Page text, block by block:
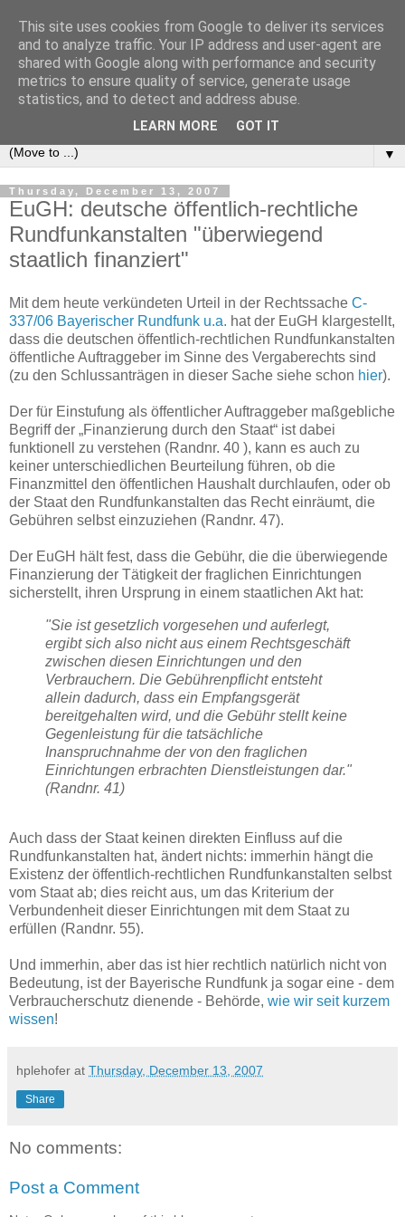
e-comm
Blog zum österreichischen und europäischen Recht der
elektronischen Kommunikationsnetze und -dienste
▼
Thursday, December 13, 2007
EuGH: deutsche öffentlich-rechtliche
Rundfunkanstalten "überwiegend
staatlich finanziert"
Mit dem heute verkündeten Urteil in der Rechtssache C-
337/06 Bayerischer Rundfunk u.a. hat der EuGH klargestellt,
dass die deutschen öffentlich-rechtlichen Rundfunkanstalten
öffentliche Auftraggeber im Sinne des Vergaberechts sind
(zu den Schlussanträgen in dieser Sache siehe schon hier).
Der für Einstufung als öffentlicher Auftraggeber maßgebliche
Begriff der „Finanzierung durch den Staat“ ist dabei
funktionell zu verstehen (Randnr. 40 ), kann es auch zu
keiner unterschiedlichen Beurteilung führen, ob die
Finanzmittel den öffentlichen Haushalt durchlaufen, oder ob
der Staat den Rundfunkanstalten das Recht einräumt, die
Gebühren selbst einzuziehen (Randnr. 47).
Der EuGH hält fest, dass die Gebühr, die die überwiegende
Finanzierung der Tätigkeit der fraglichen Einrichtungen
sicherstellt, ihren Ursprung in einem staatlichen Akt hat:
"Sie ist gesetzlich vorgesehen und auferlegt,
ergibt sich also nicht aus einem Rechtsgeschäft
zwischen diesen Einrichtungen und den
Verbrauchern. Die Gebührenpflicht entsteht
allein dadurch, dass ein Empfangsgerät
bereitgehalten wird, und die Gebühr stellt keine
Gegenleistung für die tatsächliche
Inanspruchnahme der von den fraglichen
Einrichtungen erbrachten Dienstleistungen dar."
(Randnr. 41)
Auch dass der Staat keinen direkten Einfluss auf die
Rundfunkanstalten hat, ändert nichts: immerhin hängt die
Existenz der öffentlich-rechtlichen Rundfunkanstalten selbst
vom Staat ab; dies reicht aus, um das Kriterium der
Verbundenheit dieser Einrichtungen mit dem Staat zu
erfüllen (Randnr. 55).
Und immerhin, aber das ist hier rechtlich natürlich nicht von
Bedeutung, ist der Bayerische Rundfunk ja sogar eine - dem
Verbraucherschutz dienende - Behörde, wie wir seit kurzem
wissen!
hplehofer at Thursday, December 13, 2007
Share
No comments:
Post a Comment
This site uses cookies from Google to deliver its services
and to analyze traffic. Your IP address and user-agent are
shared with Google along with performance and security
metrics to ensure quality of service, generate usage
statistics, and to detect and address abuse.
LEARN MORE GOT IT